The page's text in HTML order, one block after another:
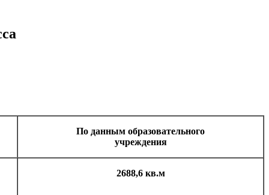
По данным образовательного
учреждения
2688,6 кв.м